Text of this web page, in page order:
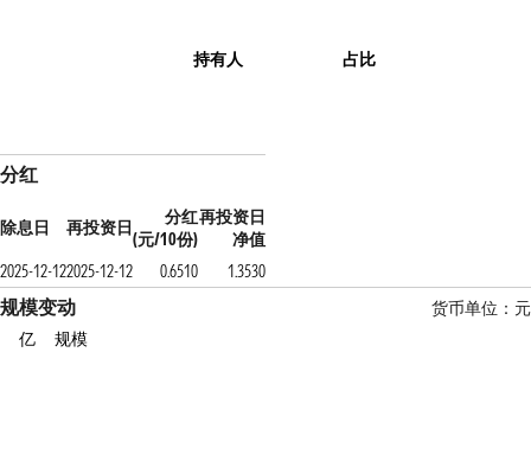
持有人 占比
分红
除息日 再投资日
分红
(元/10份)
再投资日
净值
2025-12-122025-12-12 0.6510 1.3530
规模变动
货币单位：元
亿
规模